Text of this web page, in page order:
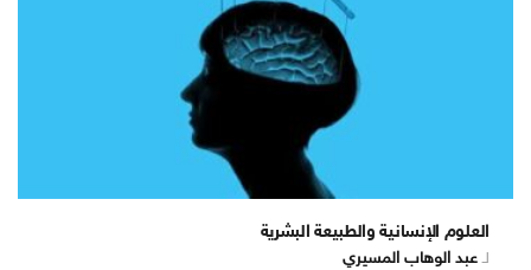
العلوم الإنسانية والطبيعة البشرية
لـ عبد الوهاب المسيري